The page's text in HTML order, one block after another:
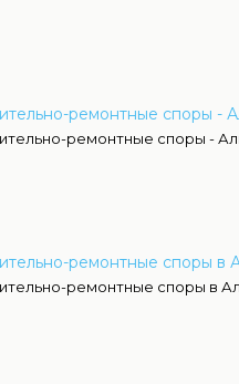
ремонтные споры -
ремонтные споры -
ремонтные споры в
ремонтные споры в